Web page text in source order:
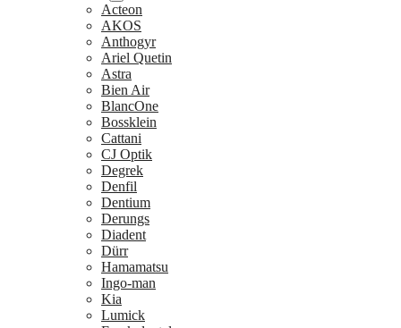
Acteon
AKOS
Anthogyr
Ariel Quetin
Astra
Bien Air
BlancOne
Bossklein
Cattani
CJ Optik
Degrek
Denfil
Dentium
Derungs
Diadent
Dürr
Hamamatsu
Ingo-man
Kia
Lumick